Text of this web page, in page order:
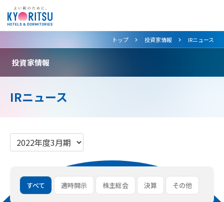
トップ >
投資家情報 >
IRニュース
投資家情報
IRニュース
すべて 適時開示 株主総会 決算 その他